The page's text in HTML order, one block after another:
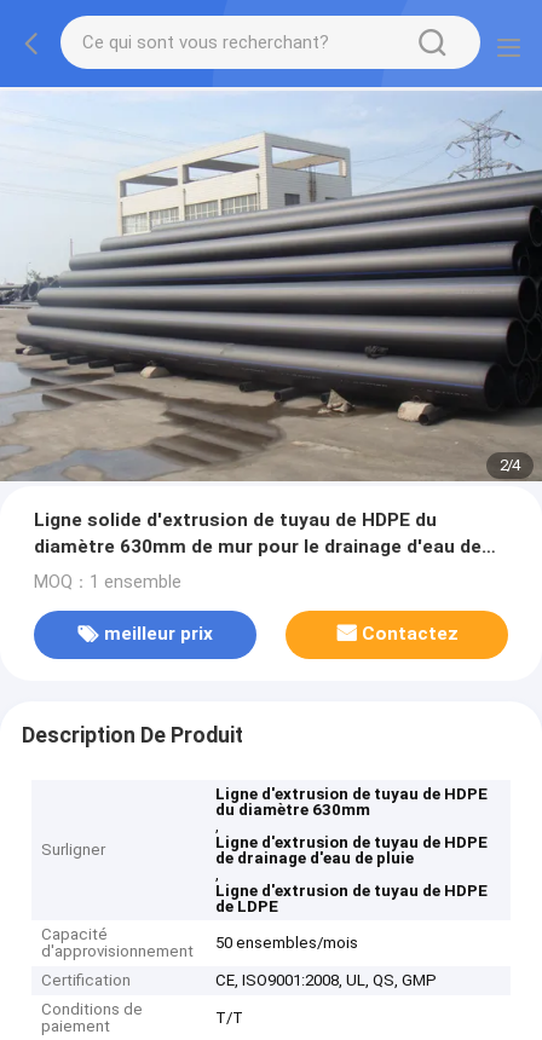
2/4
Ligne solide d'extrusion de tuyau de HDPE du
diamètre 630mm de mur pour le drainage d'eau de
pluie
MOQ：1 ensemble
meilleur prix Contactez
Description De Produit
Surligner
Ligne d'extrusion de tuyau de HDPE
du diamètre 630mm
,
Ligne d'extrusion de tuyau de HDPE
de drainage d'eau de pluie
,
Ligne d'extrusion de tuyau de HDPE
de LDPE
Capacité
d'approvisionnement
50 ensembles/mois
Certification
CE, ISO9001:2008, UL, QS, GMP
Conditions de
paiement
T/T